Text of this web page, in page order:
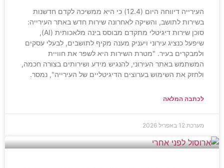
העירייה דיווחה היום (12.4) כי היא ממשיכה לקדם חדשנות
בשירות לתושב, והשיקה לאחרונה שירות חדש באתר העירייה:
סוכן שירות דיגיטלי מתקדם מבוסס בינה מלאכותית (AI),
שיפעל כנציג עירוני ויעניק מענה מקיף לתושבים, לבעלי עסקים
ולמבקרים בעיר. "מטרת השירות היא לשפר את חוויית
המשתמש באתר העירוני, להנגיש מידע ושירותים בצורה חכמה,
ולחזק את השימוש בערוצים הדיגיטליים של העירייה", נמסר.
לכתבה המלאה
מערכת 12 באפריל 2026